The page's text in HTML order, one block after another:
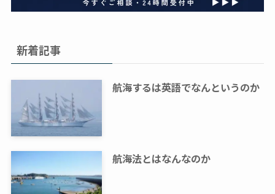
新着記事
航海するは英語でなんというのか
航海法とはなんなのか